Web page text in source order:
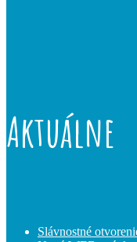
Aktuálne
Slávnostné